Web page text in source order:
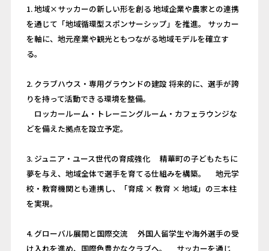
1. 地域×サッカーの新しい形を創る 地域企業や農家との連携
を通じて「地域循環型スポンサーシップ」を推進。 サッカー
を軸に、地元産業や観光ともつながる地域モデルを確立す
る。
2. クラブハウス・専用グラウンドの建設 将来的に、選手が誇
りを持って活動できる環境を整備。
ロッカールーム・トレーニングルーム・カフェラウンジな
どを備えた拠点を設立予定。
3. ジュニア・ユース世代の育成強化 精華町の子どもたちに
夢を与え、地域全体で選手を育てる仕組みを構築。 地元学
校・教育機関とも連携し、「育成 × 教育 × 地域」の三本柱
を実現。
4. グローバル展開と国際交流 外国人留学生や海外選手の受
け入れを進め、国際色豊かなクラブへ。 サッカーを通じ